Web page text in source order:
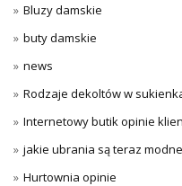
Bluzy damskie
buty damskie
news
Rodzaje dekoltów w
Internetowy butik opinie
jakie ubrania są teraz modne
Hurtownia opinie